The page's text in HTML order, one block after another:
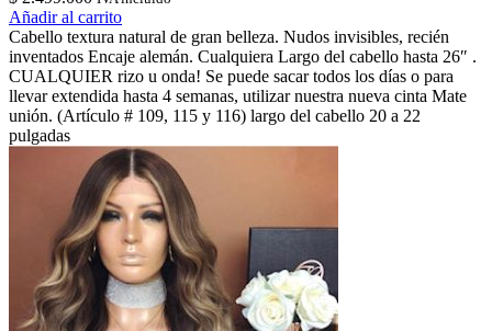
Añadir al carrito
Cabello textura natural de gran belleza. Nudos invisibles, recién
inventados Encaje alemán. Cualquiera Largo del cabello hasta 26″ .
CUALQUIER rizo u onda! Se puede sacar todos los días o para
llevar extendida hasta 4 semanas, utilizar nuestra nueva cinta Mate
unión. (Artículo # 109, 115 y 116) largo del cabello 20 a 22
pulgadas